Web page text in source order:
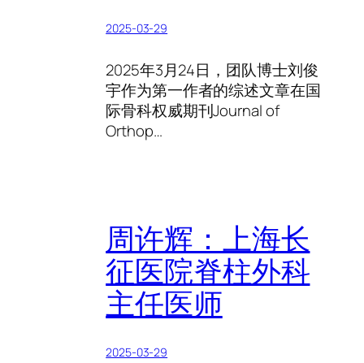
2025-03-29
2025年3月24日，团队博士刘俊
宇作为第一作者的综述文章在国
际骨科权威期刊Journal of
Orthop…
周许辉：上海长
征医院脊柱外科
主任医师
2025-03-29